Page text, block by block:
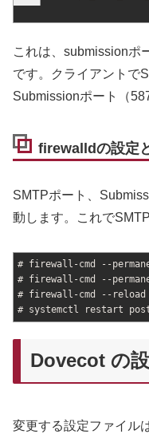
これは、submissionポ
です。クライアントで
Submissionポート（
firewalldの設定
SMTPポート、
動します。これで
# firewall-cmd --
# firewall-cmd --
# firewall-cmd --reload
# systemctl restart
Dovecot の
変更する設定ファイル